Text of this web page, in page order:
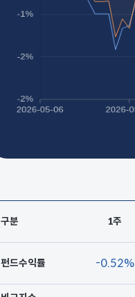
구분 1주
펀드수익률 -0.52%